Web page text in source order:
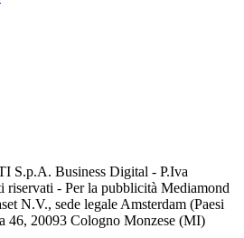
S.p.A. Business Digital - P.Iva
- Per la pubblicità Mediamond
N.V., sede legale Amsterdam (Paesi
46, 20093 Cologno Monzese (MI)